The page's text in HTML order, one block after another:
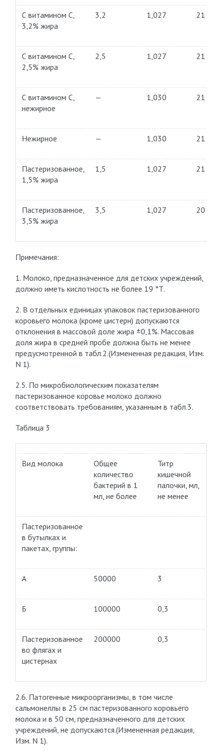
С витамином С,
3,2% жира
3,2 1,027 21
С витамином С,
2,5% жира
2,5 1,027 21
С витамином С,
нежирное
— 1,030 21
Нежирное — 1,030 21
Пастеризованное,
1,5% жира
1,5 1,027 21
Пастеризованное,
3,5% жира
3,5 1,027 20
Примечания:
1. Молоко, предназначенное для детских учреждений,
должно иметь кислотность не более 19 °Т.
2. В отдельных единицах упаковок пастеризованного
коровьего молока (кроме цистерн) допускаются
отклонения в массовой доле жира ±0,1%. Массовая
доля жира в средней пробе должна быть не менее
предусмотренной в табл.2.(Измененная редакция, Изм.
N 1).
2.5. По микробиологическим показателям
пастеризованное коровье молоко должно
соответствовать требованиям, указанным в табл.3.
Таблица 3
Вид молока
Общее
количество
бактерий в 1
мл, не более
Титр
кишечной
палочки, мл,
не менее
Пастеризованное
в бутылках и
пакетах, группы:
А 50000 3
Б 100000 0,3
Пастеризованное
во флягах и
цистернах
200000 0,3
2.6. Патогенные микроорганизмы, в том числе
сальмонеллы в 25 см пастеризованного коровьего
молока и в 50 см, предназначенного для детских
учреждений, не допускаются.(Измененная редакция,
Изм. N 1).